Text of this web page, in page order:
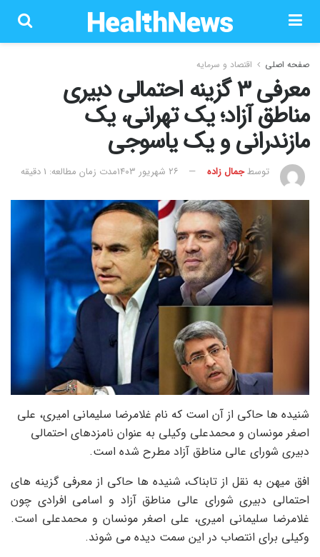
صفحه اصلی اقتصاد و سرمایه
معرفی ۳ گزینه احتمالی دبیری
مناطق آزاد؛ یک تهرانی، یک
مازندرانی و یک یاسوجی
توسطجمال زاده ۲۶ شهریور ۱۴۰۳ مدت زمان مطالعه: 1 دقیقه
شنیده ها حاکی از آن است که نام غلامرضا سلیمانی امیری، علی
اصغر مونسان و محمدعلی وکیلی به عنوان نامزدهای احتمالی
دبیری شورای عالی مناطق آزاد مطرح شده است.
افق میهن به نقل از تابناک، شنیده ها حاکی از معرفی گزینه های
احتمالی دبیری شورای عالی مناطق آزاد و اسامی افرادی چون
غلامرضا سلیمانی امیری، علی اصغر مونسان و محمدعلی است.
وکیلی برای انتصاب در این سمت دیده می شوند.